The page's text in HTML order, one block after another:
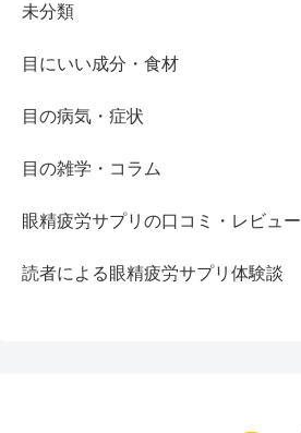
未分類
目にいい成分・食材
目の病気・症状
目の雑学・コラム
眼精疲労サプリの口コミ・レビュー
読者による眼精疲労サプリ体験談